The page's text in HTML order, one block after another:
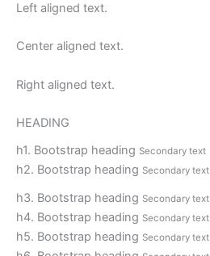
Left aligned text.
Center aligned text.
Right aligned text.
HEADING
h1. Bootstrap heading Secondary text
h2. Bootstrap heading Secondary text
h3. Bootstrap heading Secondary text
h4. Bootstrap heading Secondary text
h5. Bootstrap heading Secondary text